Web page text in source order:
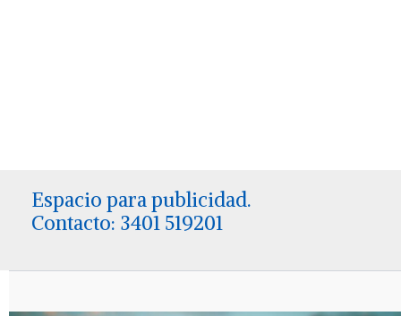
Espacio para publicidad.
Contacto: 3401 519201